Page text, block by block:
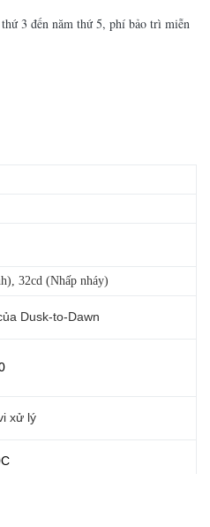
3 đến năm thứ 5, phí bảo trì miễn
32cd (Nhấp nháy)
Dusk-to-Dawn
xử lý